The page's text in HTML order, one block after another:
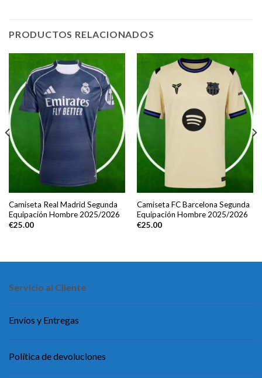
PRODUCTOS RELACIONADOS
Camiseta Real Madrid Segunda
Equipación Hombre 2025/2026
€25.00
Camiseta FC Barcelona Segunda
Equipación Hombre 2025/2026
€25.00
Servicio al Cliente
Envíos y Entregas
Política de devoluciones